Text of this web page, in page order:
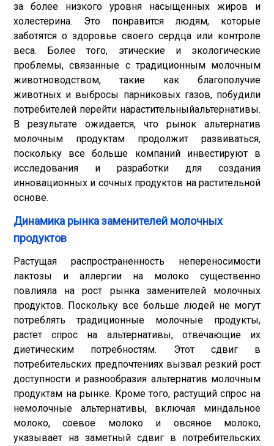
за более низкого уровня насыщенных жиров и
холестерина. Это понравится людям, которые
заботятся о здоровье своего сердца или контроле
веса. Более того, этические и экологические
проблемы, связанные с традиционным молочным
животноводством, такие как благополучие
животных и выбросы парниковых газов, побудили
потребителей перейти нарастительныйальтернативы.
В результате ожидается, что рынок альтернатив
молочным продуктам продолжит развиваться,
поскольку все больше компаний инвестируют в
исследования и разработки для создания
инновационных и сочных продуктов на растительной
основе.
Динамика рынка заменителей молочных
продуктов
Растущая распространенность непереносимости
лактозы и аллергии на молоко существенно
повлияла на рост рынка заменителей молочных
продуктов. Поскольку все больше людей не могут
потреблять традиционные молочные продукты,
растет спрос на альтернативы, отвечающие их
диетическим потребностям. Этот сдвиг в
потребительских предпочтениях вызвал резкий рост
доступности и разнообразия альтернатив молочным
продуктам на рынке. Кроме того, растущий спрос на
немолочные альтернативы, включая миндальное
молоко, соевое молоко и овсяное молоко,
указывает на заметный сдвиг в потребительских